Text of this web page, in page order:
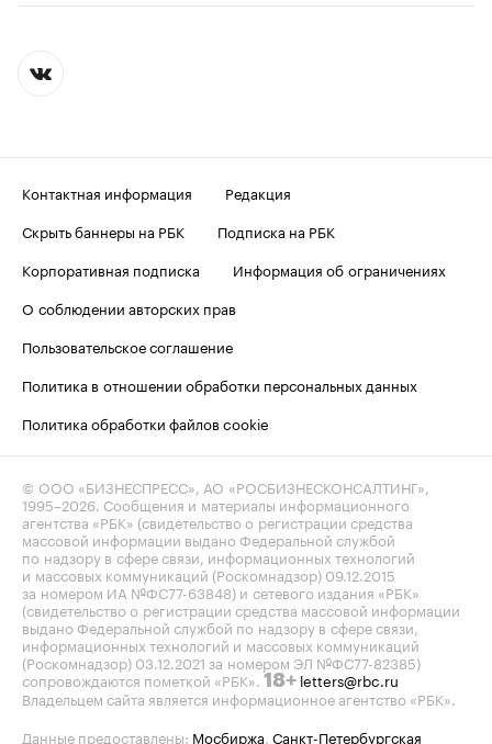
Контактная информация
Редакция
Скрыть баннеры на РБК
Подписка на РБК
Корпоративная подписка
Информация об ограничениях
О соблюдении авторских прав
Пользовательское соглашение
Политика в отношении обработки персональных данных
Политика обработки файлов cookie
© ООО «БИЗНЕСПРЕСС», АО «РОСБИЗНЕСКОНСАЛТИНГ»,
1995–2026 . Сообщения и материалы информационного
агентства «РБК» (свидетельство о регистрации средства
массовой информации выдано Федеральной службой
по надзору в сфере связи, информационных технологий
и массовых коммуникаций (Роскомнадзор) 09.12.2015
за номером ИА №ФС77-63848) и сетевого издания «РБК»
(свидетельство о регистрации средства массовой информации
выдано Федеральной службой по надзору в сфере связи,
информационных технологий и массовых коммуникаций
(Роскомнадзор) 03.12.2021 за номером ЭЛ №ФС77-82385)
сопровождаются пометкой «РБК». 18+ letters@rbc.ru
Владельцем сайта является информационное агентство «РБК».
Данные предоставлены: Мосбиржа Санкт-Петербургская